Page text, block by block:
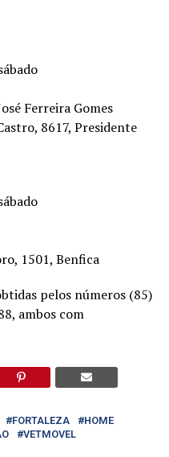
Ferreira Gomes
8617, Presidente
1501, Benfica
pelos números (85)
ambos com
FORTALEZA
HOME
VETMOVEL